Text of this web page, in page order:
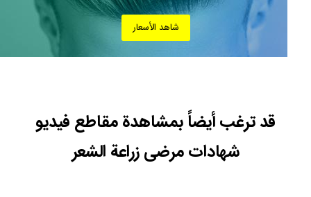
شاهد الأسعار
قد ترغب أيضاً بمشاهدة مقاطع فيديو
شهادات مرضى زراعة الشعر